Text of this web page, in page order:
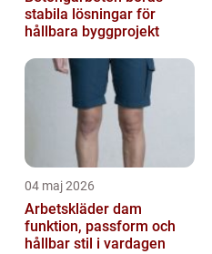
stabila lösningar för
hållbara byggprojekt
04 maj 2026
Arbetskläder dam
funktion, passform och
hållbar stil i vardagen